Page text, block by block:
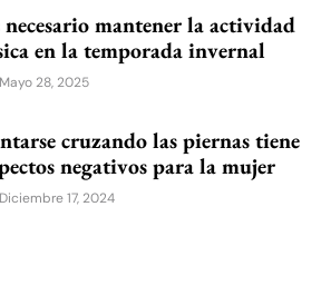
necesario mantener la actividad
en la temporada invernal
Mayo 28, 2025
cruzando las piernas tiene
negativos para la mujer
Diciembre 17, 2024